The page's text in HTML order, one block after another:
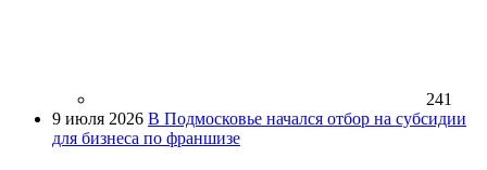
241
9 июля 2026 В Подмосковье начался отбор на субсидии
для бизнеса по франшизе